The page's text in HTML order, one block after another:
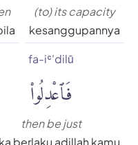
(to) its capacity
kesanggupannya
fa-iʿ'dilū
فَٱعْدِلُوا۟
then be just
berlaku adillah kamu